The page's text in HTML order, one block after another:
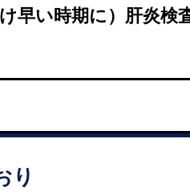
早い時期に）肝炎検
り